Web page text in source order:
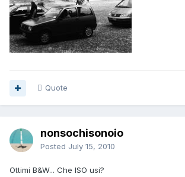
Quote
nonsochisonoio
Posted July 15, 2010
Ottimi B&W... Che ISO usi?